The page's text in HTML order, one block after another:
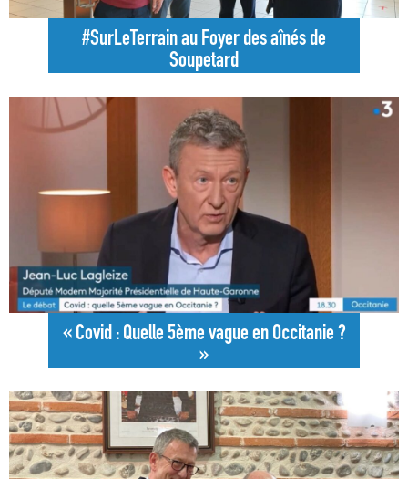
#SurLeTerrain au Foyer des aînés de
Soupetard
« Covid : Quelle 5ème vague en Occitanie ?
»